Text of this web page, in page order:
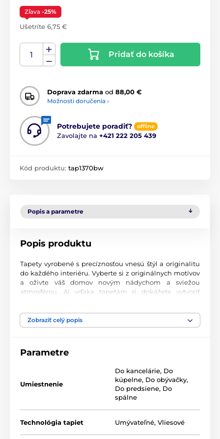
Zľava -25%
Ušetríte 6,75 €
Pridať do košíka
Doprava zdarma od 88,00 €
Možnosti doručenia ›
Potrebujete poradiť? offline
Zavolajte na +421 222 205 439
Kód produktu: tap1370bw
Popis a parametre
Popis produktu
Tapety vyrobené s precíznosťou vnesú štýl a originalitu
do každého interiéru. Vyberte si z originálnych motívov
a oživte váš domov novým nádychom a sviežou
atmosférou. Aj vďaka tapetám si dokážete vytvoriť
Najvyššia kvalita tlače
miestnosti. Tlačia sa na kvalitný vlies s jemným
technológii sa vyznačujú výbornou odolnosťou a
farebnou stálosťou.
výška)
Zobraziť celý popis
Parametre
Umiestnenie
Do kancelárie, Do
kúpelne, Do obývačky,
Do predsiene, Do
spálne
Technológia tapiet Umývateľné, Vliesové